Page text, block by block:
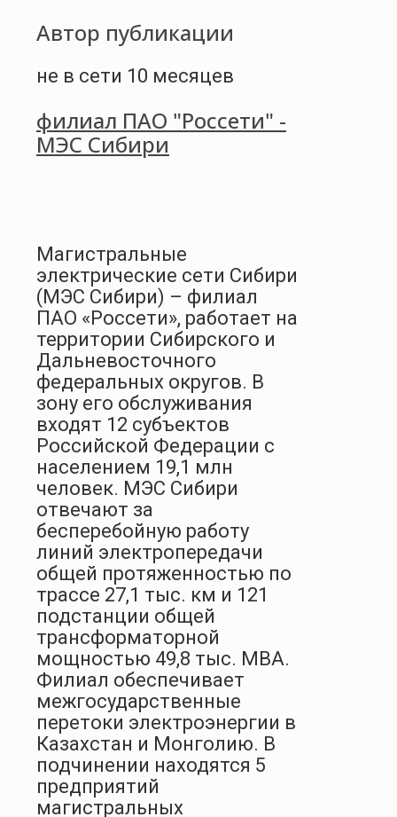
Автор публикации
не в сети 10 месяцев
филиал ПАО "Россети" -
МЭС Сибири
Магистральные
электрические сети Сибири
(МЭС Сибири) – филиал
ПАО «Россети», работает на
территории Сибирского и
Дальневосточного
федеральных округов. В
зону его обслуживания
входят 12 субъектов
Российской Федерации с
населением 19,1 млн
человек. МЭС Сибири
отвечают за
бесперебойную работу
линий электропередачи
общей протяженностью по
трассе 27,1 тыс. км и 121
подстанции общей
трансформаторной
мощностью 49,8 тыс. МВА.
Филиал обеспечивает
межгосударственные
перетоки электроэнергии в
Казахстан и Монголию. В
подчинении находятся 5
предприятий
магистральных